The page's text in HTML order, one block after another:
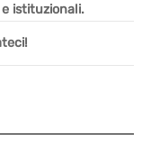
istituzionali.